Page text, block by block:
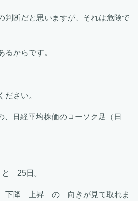
判断だと思いますが、それは危険で
るからです。
ださい。
、日経平均株価のローソク足（日
25日。
下降 上昇 の 向きが見て取れま